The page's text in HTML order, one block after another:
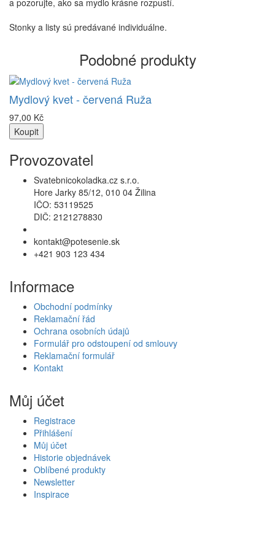
Stonky a listy sú predávané individuálne.
Podobné produkty
Mydlový kvet - červená Ruža
97,00 Kč
Koupit
Provozovatel
Svatebnicokoladka.cz s.r.o.
Hore Jarky 85/12, 010 04 Žilina
IČO: 53119525
DIČ: 2121278830
kontakt@potesenie.sk
+421 903 123 434
Informace
Obchodní podmínky
Reklamační řád
Ochrana osobních údajů
Formulář pro odstoupení od smlouvy
Reklamační formulář
Kontakt
Můj účet
Registrace
Přihlášení
Můj účet
Historie objednávek
Oblíbené produkty
Newsletter
Inspirace